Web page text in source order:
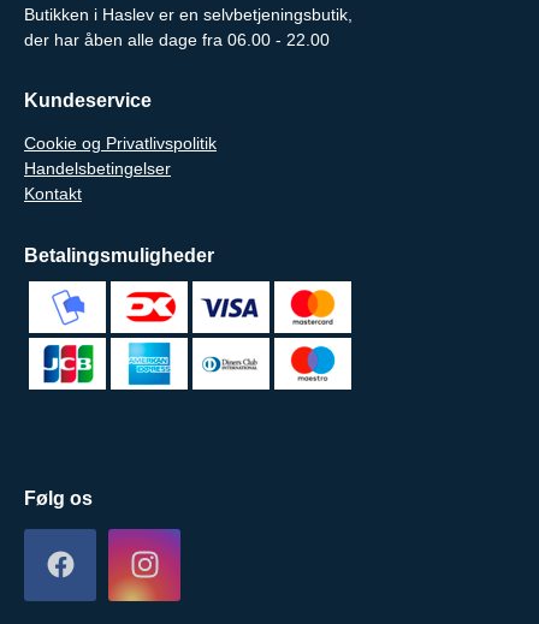
Butikken i Haslev er en selvbetjeningsbutik,
der har åben alle dage fra 06.00 - 22.00
Kundeservice
Cookie og Privatlivspolitik
Handelsbetingelser
Kontakt
Betalingsmuligheder
Følg os